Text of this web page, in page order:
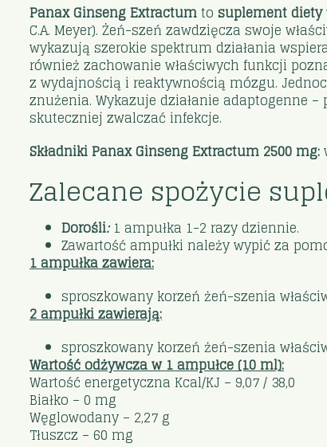
Panax Ginseng Extractumto suplement diety
C.A. Meyer). Żeń-szeń zawdzięcza swoje
wykazują szerokie spektrum działania
również zachowanie właściwych funkcji
z wydajnością i reaktywnością mózgu.
znużenia. Wykazuje działanie adaptogenne
skuteczniej zwalczać infekcje.
Składniki Panax Ginseng Extractum 2500 mg:
Zalecane spożycie
Dorośli:1 ampułka 1-2 razy dziennie.
Zawartość ampułki należy wypić za
1 ampułka zawiera:
sproszkowany korzeń żeń-szenia
2 ampułki zawierają:
sproszkowany korzeń żeń-szenia
Wartość odżywcza w 1 ampułce (10 ml):
Wartość energetyczna Kcal/KJ – 9,07 / 38,0
Białko – 0 mg
Węglowodany – 2,27 g
Tłuszcz – 60 mg